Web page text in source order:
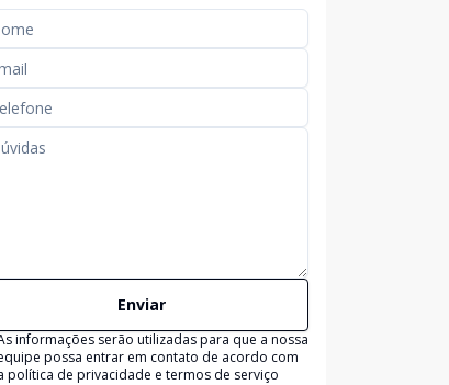
Enviar
informações serão utilizadas para que a nossa
possa entrar em contato de acordo com
política de privacidade e termos de serviço